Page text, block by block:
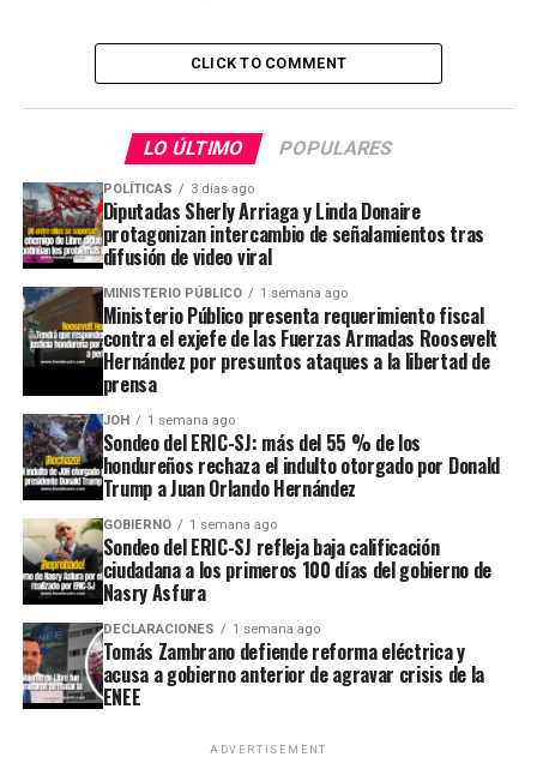
CLICK TO COMMENT
LO ÚLTIMO POPULARES
POLÍTICAS 3 días ago
Diputadas Sherly Arriaga y Linda Donaire
protagonizan intercambio de señalamientos tras
difusión de video viral
MINISTERIO PÚBLICO 1 semana ago
Ministerio Público presenta requerimiento fiscal
contra el exjefe de las Fuerzas Armadas Roosevelt
Hernández por presuntos ataques a la libertad de
prensa
JOH 1 semana ago
Sondeo del ERIC-SJ: más del 55 % de los
hondureños rechaza el indulto otorgado por Donald
Trump a Juan Orlando Hernández
GOBIERNO 1 semana ago
Sondeo del ERIC-SJ refleja baja calificación
ciudadana a los primeros 100 días del gobierno de
Nasry Asfura
DECLARACIONES 1 semana ago
Tomás Zambrano defiende reforma eléctrica y
acusa a gobierno anterior de agravar crisis de la
ENEE
ADVERTISEMENT